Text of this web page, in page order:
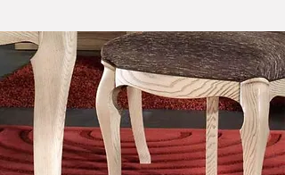
58 cm